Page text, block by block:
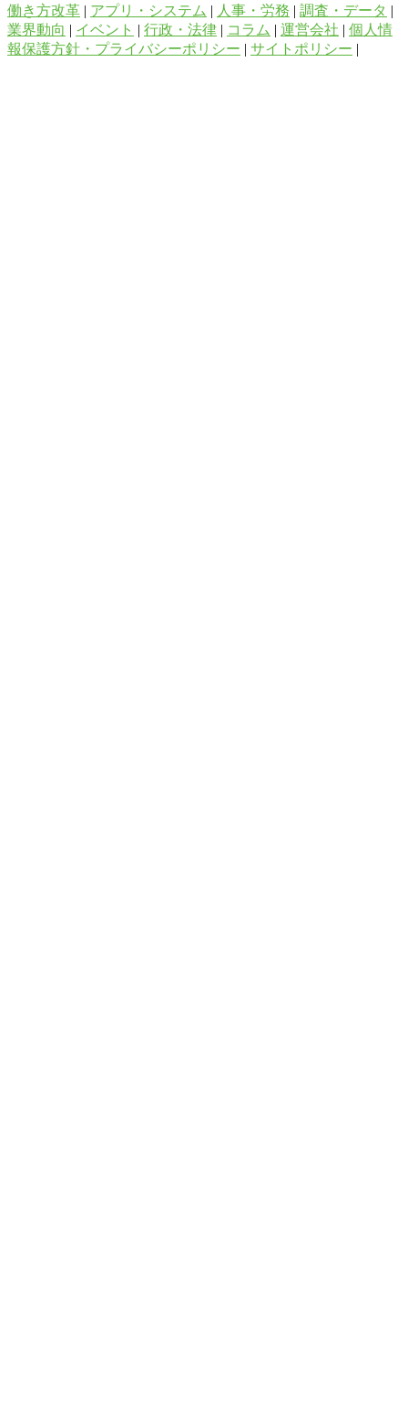
働き方改革 | アプリ・システム | 人事・労務 | 調査・データ |
業界動向 | イベント | 行政・法律 | コラム | 運営会社 | 個人情
報保護方針・プライバシーポリシー | サイトポリシー |